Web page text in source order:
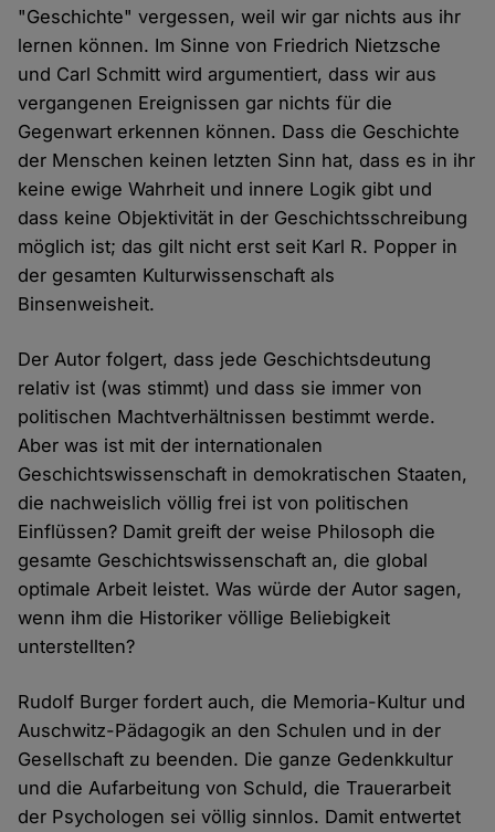
"Geschichte" vergessen, weil wir gar nichts aus ihr
lernen können. Im Sinne von Friedrich Nietzsche
und Carl Schmitt wird argumentiert, dass wir aus
vergangenen Ereignissen gar nichts für die
Gegenwart erkennen können. Dass die Geschichte
der Menschen keinen letzten Sinn hat, dass es in ihr
keine ewige Wahrheit und innere Logik gibt und
dass keine Objektivität in der Geschichtsschreibung
möglich ist; das gilt nicht erst seit Karl R. Popper in
der gesamten Kulturwissenschaft als
Binsenweisheit.
Der Autor folgert, dass jede Geschichtsdeutung
relativ ist (was stimmt) und dass sie immer von
politischen Machtverhältnissen bestimmt werde.
Aber was ist mit der internationalen
Geschichtswissenschaft in demokratischen Staaten,
die nachweislich völlig frei ist von politischen
Einflüssen? Damit greift der weise Philosoph die
gesamte Geschichtswissenschaft an, die global
optimale Arbeit leistet. Was würde der Autor sagen,
wenn ihm die Historiker völlige Beliebigkeit
unterstellten?
Rudolf Burger fordert auch, die Memoria-Kultur und
Auschwitz-Pädagogik an den Schulen und in der
Gesellschaft zu beenden. Die ganze Gedenkkultur
und die Aufarbeitung von Schuld, die Trauerarbeit
der Psychologen sei völlig sinnlos. Damit entwertet